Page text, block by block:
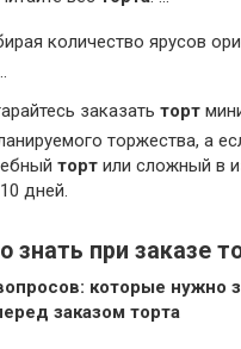
количество ярусов
заказать торт
торжества, а
торт или сложный в
дней.
знать при заказе
которые нужно
заказом торта